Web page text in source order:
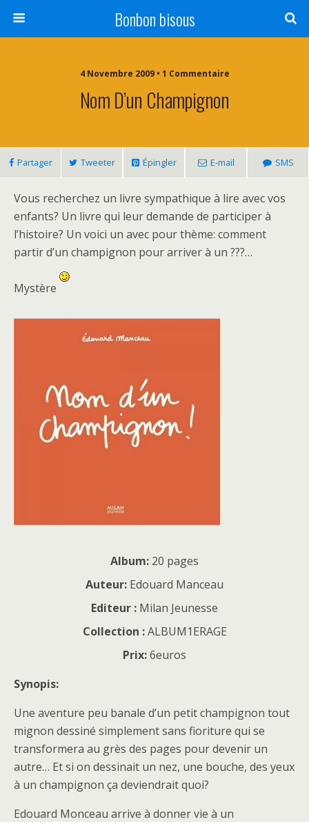
Bonbon bisous
4 Novembre 2009 • 1 Commentaire
Nom D’un Champignon
Partager Tweeter Épingler E-mail SMS
Vous recherchez un livre sympathique à lire avec vos
enfants? Un livre qui leur demande de participer à
l’histoire? Un voici un avec pour thème: comment
partir d’un champignon pour arriver à un ???…
Mystère
Album: 20 pages
Auteur: Edouard Manceau
Editeur : Milan Jeunesse
Collection :ALBUM1ERAGE
Prix:6euros
Synopis:
Une aventure peu banale d’un petit champignon tout
mignon dessiné simplement sans fioriture qui se
transformera au grès des pages pour devenir un
autre… Et si on dessinait un nez, une bouche, des yeux
à un champignon ça deviendrait quoi?
Edouard Monceau arrive à donner vie à un